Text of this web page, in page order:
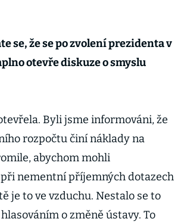
se, že se po zvolení prezidenta v
otevře diskuze o smyslu
Byli jsme informováni, že
rozpočtu činí náklady na
abychom mohli
nementní příjemných dotazech
je to ve vzduchu. Nestalo se to
o změně ústavy. To